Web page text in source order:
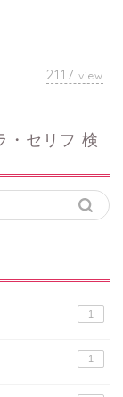
2117 view
1
1